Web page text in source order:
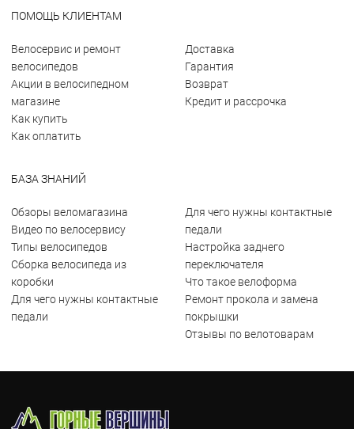
ПОМОЩЬ КЛИЕНТАМ
Велосервис и ремонт
велосипедов
Акции в велосипедном
магазине
Как купить
Как оплатить
Доставка
Гарантия
Возврат
Кредит и рассрочка
БАЗА ЗНАНИЙ
Обзоры веломагазина
Видео по велосервису
Типы велосипедов
Сборка велосипеда из
коробки
Для чего нужны контактные
педали
Для чего нужны контактные
педали
Настройка заднего
переключателя
Что такое велоформа
Ремонт прокола и замена
покрышки
Отзывы по велотоварам